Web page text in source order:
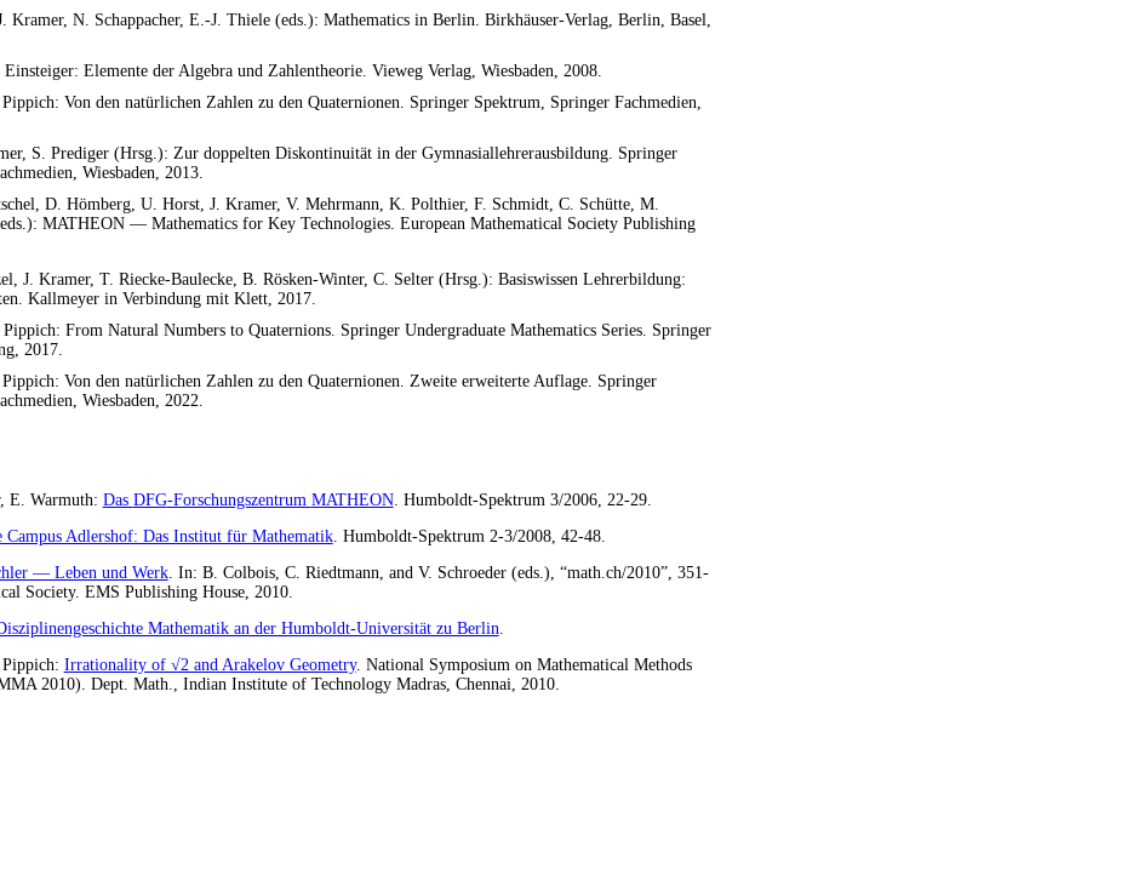
Kramer, N. Schappacher, E.-J. Thiele (eds.): Mathematics in Berlin. Birkhäuser-Verlag, Berlin, Basel,
Elemente der Algebra und Zahlentheorie. Vieweg Verlag, Wiesbaden, 2008.
Von den natürlichen Zahlen zu den Quaternionen. Springer Spektrum, Springer Fachmedien,
S. Prediger (Hrsg.): Zur doppelten Diskontinuität in der Gymnasiallehrerausbildung. Springer
Wiesbaden, 2013.
D. Hömberg, U. Horst, J. Kramer, V. Mehrmann, K. Polthier, F. Schmidt, C. Schütte, M.
MATHEON— Mathematics for Key Technologies. European Mathematical Society Publishing
J. Kramer, T. Riecke-Baulecke, B. Rösken-Winter, C. Selter (Hrsg.): Basiswissen Lehrerbildung:
Kallmeyer in Verbindung mit Klett, 2017.
From Natural Numbers to Quaternions. Springer Undergraduate Mathematics Series. Springer
2017.
Von den natürlichen Zahlen zu den Quaternionen. Zweite erweiterte Auflage. Springer
Wiesbaden, 2022.
E. Warmuth: Das DFG-Forschungszentrum MATHEON. Humboldt-Spektrum 3/2006, 22-29.
Campus Adlershof: Das Institut für Mathematik. Humboldt-Spektrum 2-3/2008, 42-48.
— Leben und Werk. In: B. Colbois, C. Riedtmann, and V. Schroeder (eds.), “math.ch/2010”, 351-
Society. EMS Publishing House, 2010.
Mathematik an der Humboldt-Universität zu Berlin.
Irrationality of √2 and Arakelov Geometry. National Symposium on Mathematical Methods
2010). Dept. Math., Indian Institute of Technology Madras, Chennai, 2010.